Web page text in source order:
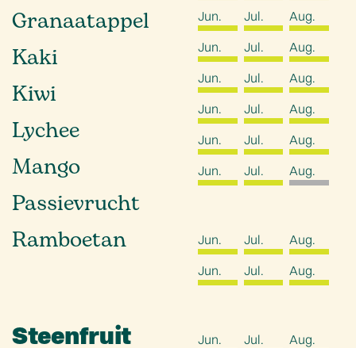
Granaatappel
Kaki
Kiwi
Lychee
Mango
Passievrucht
Ramboetan
Steenfruit
Jun.
Jul.
Aug.
Jun.
Jul.
Aug.
Jun.
Jul.
Aug.
Jun.
Jul.
Aug.
Jun.
Jul.
Aug.
Jun.
Jul. Aug.
Jun. Jul.
Aug.
Jun.
Jul. Aug.
Jun. Jul.
Aug.